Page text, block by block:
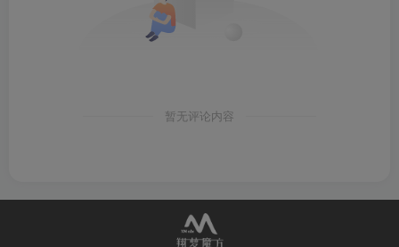
暂无评论内容